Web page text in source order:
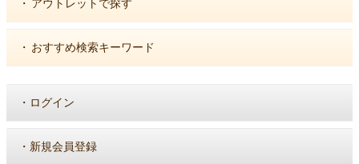
・ アウトレットで探す
・ おすすめ検索キーワード
・ ログイン
・ 新規会員登録